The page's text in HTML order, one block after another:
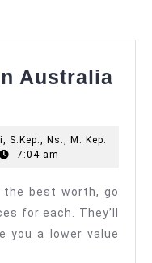
Australia
S.Kep., Ns., M. Kep.
7:04 am
the best worth, go
for each. They’ll
you a lower value